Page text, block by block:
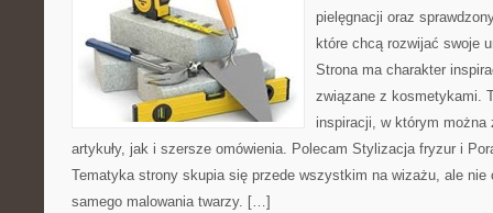
pielęgnacji oraz
które chcą rozwijać swoje
Strona ma charakter
związane z kosmetykami.
inspiracji, w którym
artykuły, jak i szersze omówienia. Polecam Stylizacja fryzur i
Tematyka strony skupia się przede wszystkim na wizażu, ale nie
samego malowania twarzy. […]